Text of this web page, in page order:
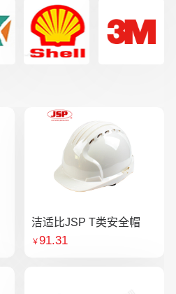
洁适比JSP T类安全帽
￥91.31